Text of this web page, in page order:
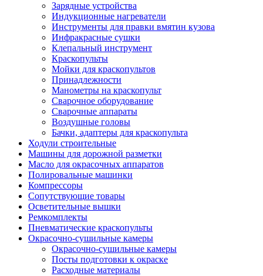
Зарядные устройства
Индукционные нагреватели
Инструменты для правки вмятин кузова
Инфракрасные сушки
Клепальный инструмент
Краскопульты
Мойки для краскопультов
Принадлежности
Манометры на краскопульт
Сварочное оборудование
Сварочные аппараты
Воздушные головы
Бачки, адаптеры для краскопульта
Ходули строительные
Машины для дорожной разметки
Масло для окрасочных аппаратов
Полировальные машинки
Компрессоры
Сопутствующие товары
Осветительные вышки
Ремкомплекты
Пневматические краскопульты
Окрасочно-сушильные камеры
Окрасочно-сушильные камеры
Посты подготовки к окраске
Расходные материалы